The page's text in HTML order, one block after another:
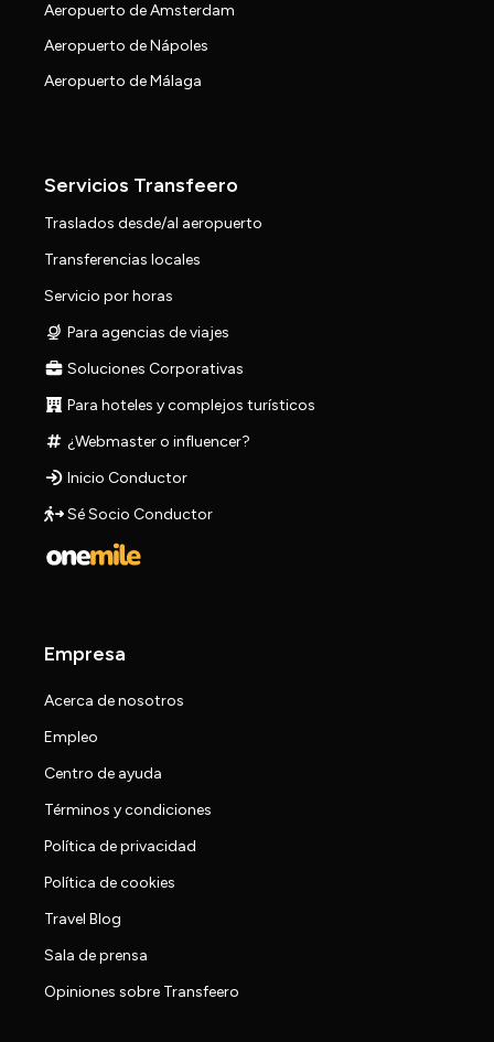
Aeropuerto de Amsterdam
Aeropuerto de Nápoles
Aeropuerto de Málaga
Servicios Transfeero
Traslados desde/al aeropuerto
Transferencias locales
Servicio por horas
Para agencias de viajes
Soluciones Corporativas
Para hoteles y complejos turísticos
¿Webmaster o influencer?
Inicio Conductor
Sé Socio Conductor
Empresa
Acerca de nosotros
Empleo
Centro de ayuda
Términos y condiciones
Política de privacidad
Política de cookies
Travel Blog
Sala de prensa
Opiniones sobre Transfeero